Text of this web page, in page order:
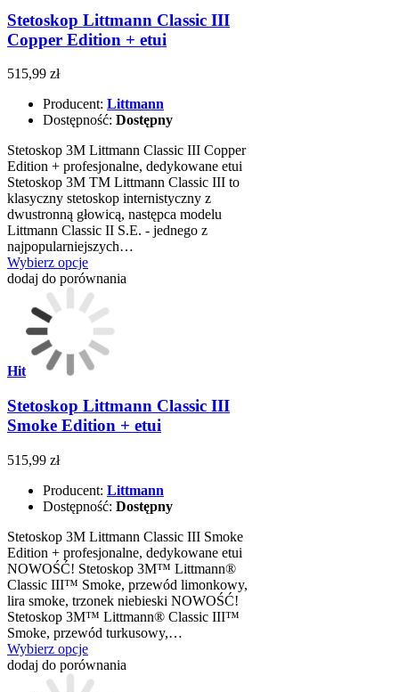
Stetoskop Littmann Classic III
Copper Edition + etui
515,99 zł
Producent: Littmann
Dostępność: Dostępny
Stetoskop 3M Littmann Classic III Copper
Edition + profesjonalne, dedykowane etui
Stetoskop 3M TM Littmann Classic III to
klasyczny stetoskop internistyczny z
dwustronną głowicą, następca modelu
Littmann Classic II S.E. - jednego z
najpopularniejszych…
Wybierz opcje
dodaj do porównania
Hit
Stetoskop Littmann Classic III
Smoke Edition + etui
515,99 zł
Producent: Littmann
Dostępność: Dostępny
Stetoskop 3M Littmann Classic III Smoke
Edition + profesjonalne, dedykowane etui
NOWOŚĆ! Stetoskop 3M™ Littmann®
Classic III™ Smoke, przewód limonkowy,
lira smoke, trzonek niebieski NOWOŚĆ!
Stetoskop 3M™ Littmann® Classic III™
Smoke, przewód turkusowy,…
Wybierz opcje
dodaj do porównania